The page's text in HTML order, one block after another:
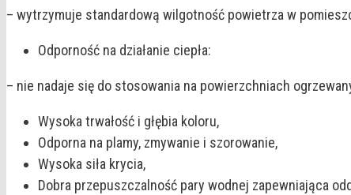
– wytrzymuje standardową wilgotność powietrza w
Odporność na działanie ciepła:
– nie nadaje się do stosowania na powierzchniach
Wysoka trwałość i głębia koloru,
Odporna na plamy, zmywanie i szorowanie,
Wysoka siła krycia,
Dobra przepuszczalność pary wodnej zapewniająca